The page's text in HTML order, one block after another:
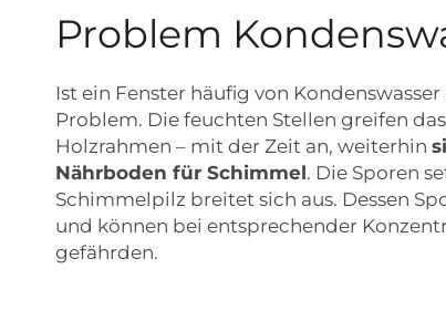
Problem
Ist ein Fenster häufig von
Problem. Die feuchten Stellen greifen
Holzrahmen – mit der Zeit an, weiterhin
Nährboden für Schimmel. Die Sporen
Schimmelpilz breitet sich aus. Dessen
und können bei entsprechender
gefährden.